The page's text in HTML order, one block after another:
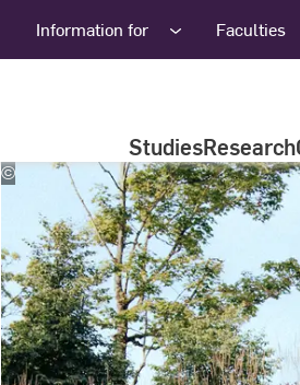
Information for Faculties
StudiesResearch
©
Studio